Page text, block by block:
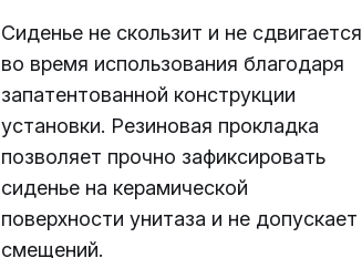
Сиденье не скользит и не сдвигается
во время использования благодаря
запатентованной конструкции
установки. Резиновая прокладка
позволяет прочно зафиксировать
сиденье на керамической
поверхности унитаза и не допускает
смещений.